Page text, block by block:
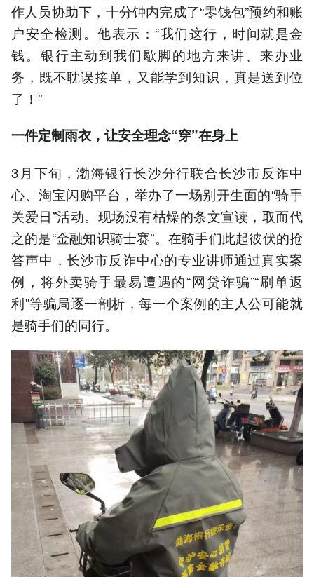
作人员协助下，十分钟内完成了“零钱包”预约和账
户安全检测。他表示：“我们这行，时间就是金
钱。银行主动到我们歇脚的地方来讲、来办业
务，既不耽误接单，又能学到知识，真是送到位
了！”
一件定制雨衣，让安全理念“穿”在身上
3月下旬，渤海银行长沙分行联合长沙市反诈中
心、淘宝闪购平台，举办了一场别开生面的“骑手
关爱日”活动。现场没有枯燥的条文宣读，取而代
之的是“金融知识骑士赛”。在骑手们此起彼伏的抢
答声中，长沙市反诈中心的专业讲师通过真实案
例，将外卖骑手最易遭遇的“网贷诈骗”“刷单返
利”等骗局逐一剖析，每一个案例的主人公可能就
是骑手们的同行。